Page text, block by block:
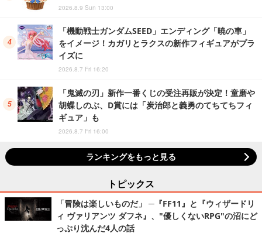
2026.8.9 Sun 13:00
「機動戦士ガンダムSEED」エンディング「暁の車」
をイメージ！カガリとラクスの新作フィギュアがプラ
イズに
2026.8.7 Fri 16:20
「鬼滅の刃」新作一番くじの受注再販が決定！童磨や
胡蝶しのぶ、D賞には「炭治郎と義勇のてちてちフィ
ギュア」も
2026.8.7 Fri 16:00
ランキングをもっと見る
トピックス
「冒険は楽しいものだ」 ─『FF11』と『ウィザードリ
ィ ヴァリアンツ ダフネ』、"優しくないRPG"の沼にど
っぷり沈んだ4人の話